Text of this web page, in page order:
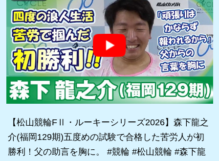
【松山競輪FⅡ・ルーキーシリーズ2026】森下龍之
介(福岡129期)五度めの試験で合格した苦労人が初
勝利！父の助言を胸に。 #競輪 #松山競輪 #森下龍